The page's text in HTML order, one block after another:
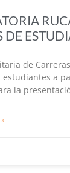
DE
de
estudiantes a
la